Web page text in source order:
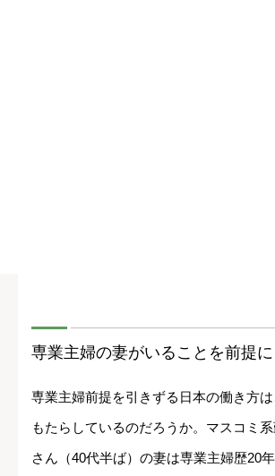
専業主婦の妻がいることを前提
専業主婦前提を引きずる日本の働き方
もたらしているのだろうか。マスコミ
さん（40代半ば）の妻は専業主婦歴20